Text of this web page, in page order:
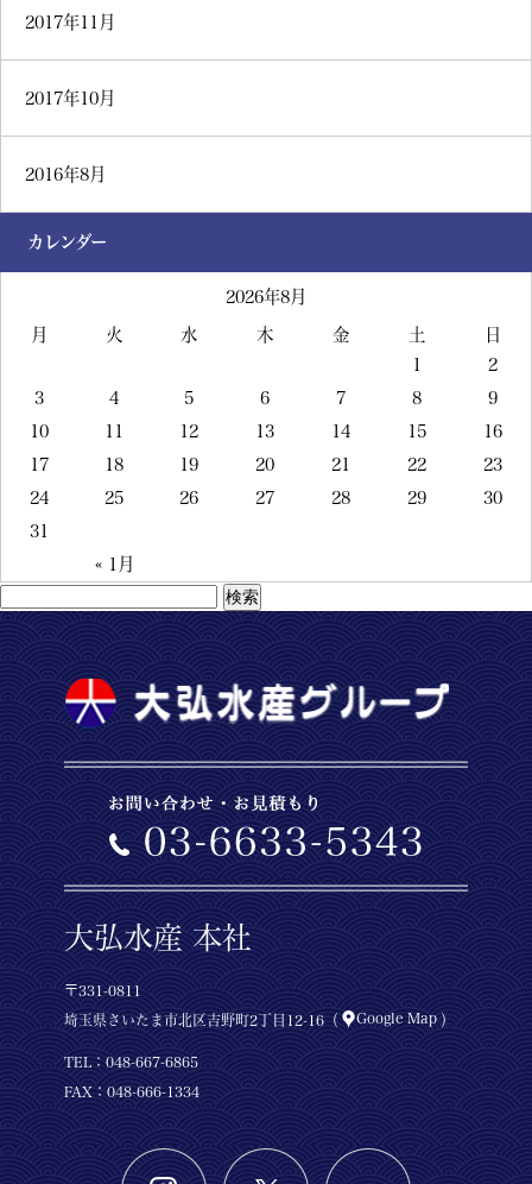
2017年11月
2017年10月
2016年8月
カレンダー
2026年8月
月 火 水 木 金 土 日
« 1月
1
2
3
4 5 6 7 8
9
10
11 12 13 14 15
16
17
18 19 20 21 22
23
24
25 26 27 28 29
30
31
大弘水産 本社
〒331-0811
埼玉県さいたま市北区吉野町2丁目12-16（ Google Map ）
TEL： 048-667-6865
FAX：048-666-1334